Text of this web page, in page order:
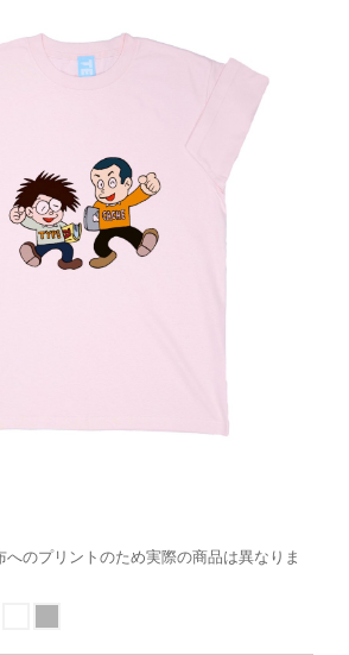
へのプリントのため実際の商品は異なりま